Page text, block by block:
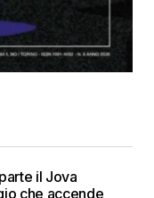
il Jova
che accende